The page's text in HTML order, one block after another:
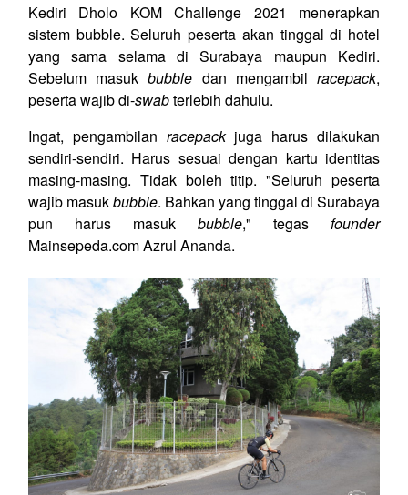
Kediri Dholo KOM Challenge 2021 menerapkan
sistem bubble. Seluruh peserta akan tinggal di hotel
yang sama selama di Surabaya maupun Kediri.
Sebelum masukbubble dan mengambilracepack,
peserta wajib di-swabterlebih dahulu.
Ingat, pengambilan racepackjuga harus dilakukan
sendiri-sendiri. Harus sesuai dengan kartu identitas
masing-masing. Tidak boleh titip. "Seluruh peserta
wajib masukbubble. Bahkan yang tinggal di Surabaya
pun harus masuk bubble," tegas founder
Mainsepeda.com Azrul Ananda.